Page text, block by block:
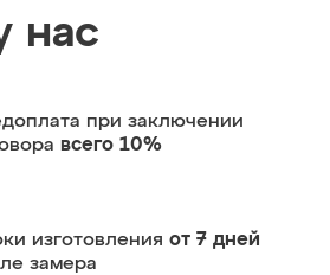
нас
при заключении
всего 10%
изготовления от 7 дней
замера